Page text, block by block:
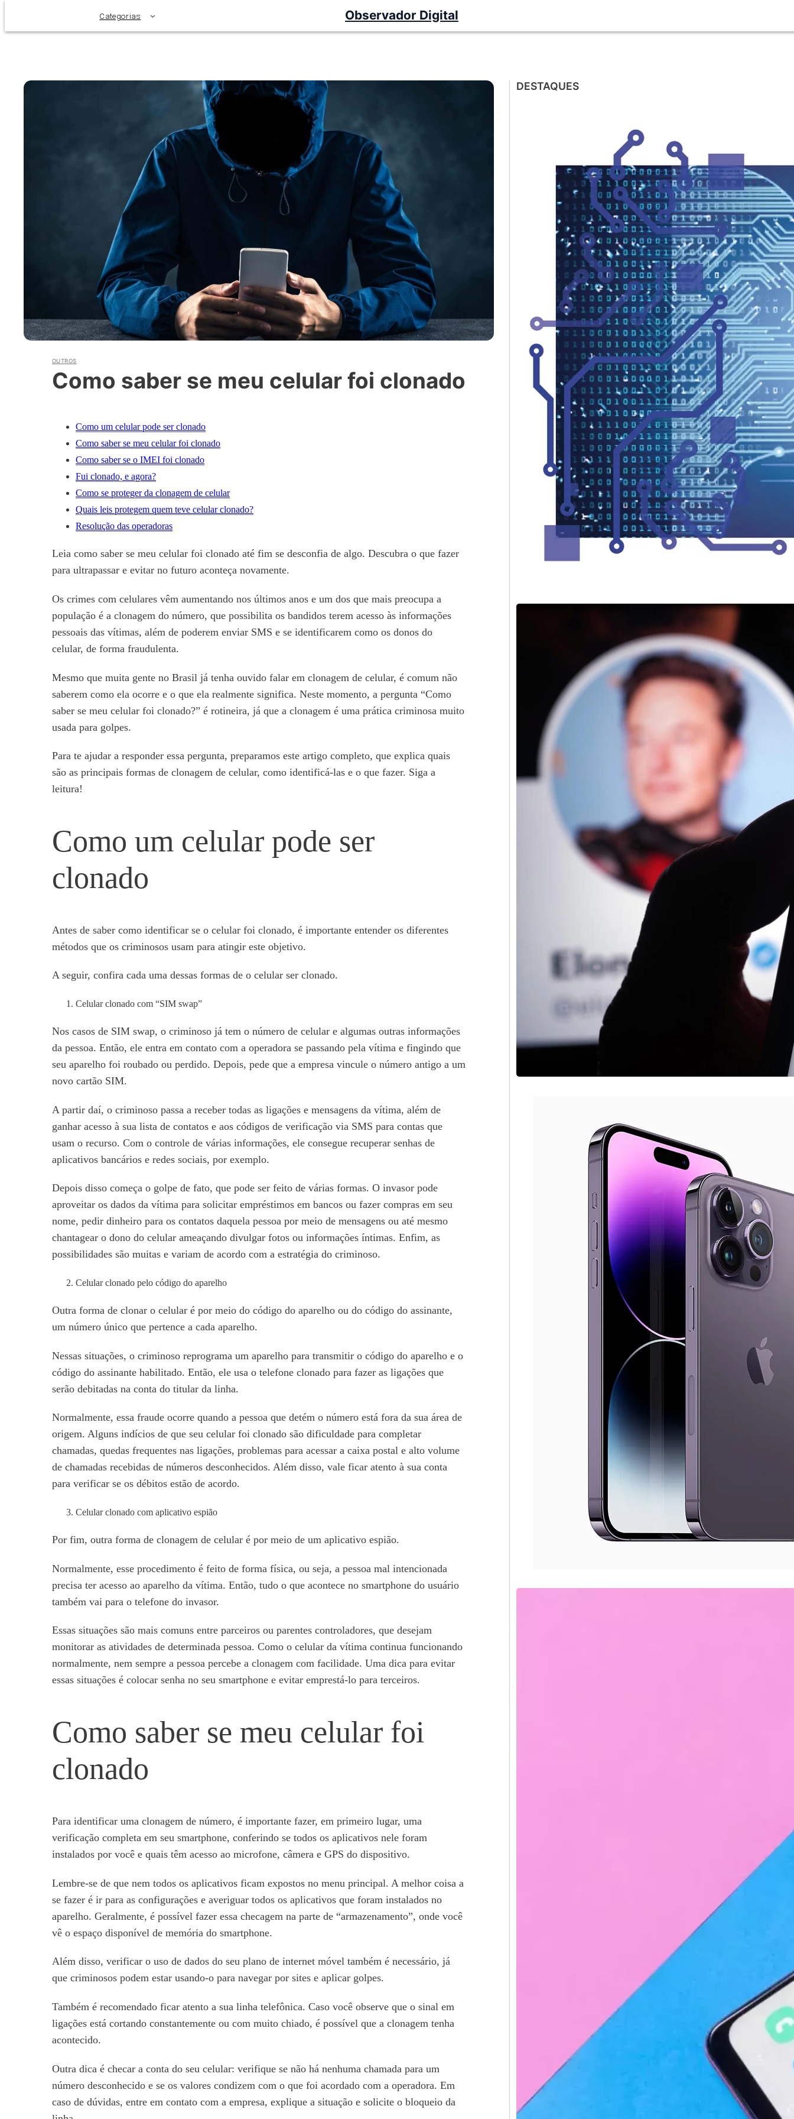
Categorias Observador Digital
OUTROS
Como saber se meu celular foi clonado
Como um celular pode ser clonado
Como saber se meu celular foi clonado
Como saber se o IMEI foi clonado
Fui clonado, e agora?
Como se proteger da clonagem de celular
Quais leis protegem quem teve celular clonado?
Resolução das operadoras
Leia como saber se meu celular foi clonado até fim se desconfia de algo. Descubra o que fazer
para ultrapassar e evitar no futuro aconteça novamente.
Os crimes com celulares vêm aumentando nos últimos anos e um dos que mais preocupa a
população é a clonagem do número, que possibilita os bandidos terem acesso às informações
pessoais das vítimas, além de poderem enviar SMS e se identificarem como os donos do
celular, de forma fraudulenta.
Mesmo que muita gente no Brasil já tenha ouvido falar em clonagem de celular, é comum não
saberem como ela ocorre e o que ela realmente significa. Neste momento, a pergunta “Como
saber se meu celular foi clonado?” é rotineira, já que a clonagem é uma prática criminosa muito
usada para golpes.
Para te ajudar a responder essa pergunta, preparamos este artigo completo, que explica quais
são as principais formas de clonagem de celular, como identificá-las e o que fazer. Siga a
leitura!
Como um celular pode ser
clonado
Antes de saber como identificar se o celular foi clonado, é importante entender os diferentes
métodos que os criminosos usam para atingir este objetivo.
A seguir, confira cada uma dessas formas de o celular ser clonado.
Celular clonado com “SIM swap”
Nos casos de SIM swap, o criminoso já tem o número de celular e algumas outras informações
da pessoa. Então, ele entra em contato com a operadora se passando pela vítima e fingindo que
seu aparelho foi roubado ou perdido. Depois, pede que a empresa vincule o número antigo a um
novo cartão SIM.
A partir daí, o criminoso passa a receber todas as ligações e mensagens da vítima, além de
ganhar acesso à sua lista de contatos e aos códigos de verificação via SMS para contas que
usam o recurso. Com o controle de várias informações, ele consegue recuperar senhas de
aplicativos bancários e redes sociais, por exemplo.
Depois disso começa o golpe de fato, que pode ser feito de várias formas. O invasor pode
aproveitar os dados da vítima para solicitar empréstimos em bancos ou fazer compras em seu
nome, pedir dinheiro para os contatos daquela pessoa por meio de mensagens ou até mesmo
chantagear o dono do celular ameaçando divulgar fotos ou informações íntimas. Enfim, as
possibilidades são muitas e variam de acordo com a estratégia do criminoso.
Celular clonado pelo código do aparelho
Outra forma de clonar o celular é por meio do código do aparelho ou do código do assinante,
um número único que pertence a cada aparelho.
Nessas situações, o criminoso reprograma um aparelho para transmitir o código do aparelho e o
código do assinante habilitado. Então, ele usa o telefone clonado para fazer as ligações que
serão debitadas na conta do titular da linha.
Normalmente, essa fraude ocorre quando a pessoa que detém o número está fora da sua área de
origem. Alguns indícios de que seu celular foi clonado são dificuldade para completar
chamadas, quedas frequentes nas ligações, problemas para acessar a caixa postal e alto volume
de chamadas recebidas de números desconhecidos. Além disso, vale ficar atento à sua conta
para verificar se os débitos estão de acordo.
Celular clonado com aplicativo espião
Por fim, outra forma de clonagem de celular é por meio de um aplicativo espião.
Normalmente, esse procedimento é feito de forma física, ou seja, a pessoa mal intencionada
precisa ter acesso ao aparelho da vítima. Então, tudo o que acontece no smartphone do usuário
também vai para o telefone do invasor.
Essas situações são mais comuns entre parceiros ou parentes controladores, que desejam
monitorar as atividades de determinada pessoa. Como o celular da vítima continua funcionando
normalmente, nem sempre a pessoa percebe a clonagem com facilidade. Uma dica para evitar
essas situações é colocar senha no seu smartphone e evitar emprestá-lo para terceiros.
Como saber se meu celular foi
clonado
Para identificar uma clonagem de número, é importante fazer, em primeiro lugar, uma
verificação completa em seu smartphone, conferindo se todos os aplicativos nele foram
instalados por você e quais têm acesso ao microfone, câmera e GPS do dispositivo.
Lembre-se de que nem todos os aplicativos ficam expostos no menu principal. A melhor coisa a
se fazer é ir para as configurações e averiguar todos os aplicativos que foram instalados no
aparelho. Geralmente, é possível fazer essa checagem na parte de “armazenamento”, onde você
vê o espaço disponível de memória do smartphone.
Além disso, verificar o uso de dados do seu plano de internet móvel também é necessário, já
que criminosos podem estar usando-o para navegar por sites e aplicar golpes.
Também é recomendado ficar atento a sua linha telefônica. Caso você observe que o sinal em
ligações está cortando constantemente ou com muito chiado, é possível que a clonagem tenha
acontecido.
Outra dica é checar a conta do seu celular: verifique se não há nenhuma chamada para um
número desconhecido e se os valores condizem com o que foi acordado com a operadora. Em
caso de dúvidas, entre em contato com a empresa, explique a situação e solicite o bloqueio da
DESTAQUES
O impacto do ChatGPT nas profissões: o que
está em jogo?
31/01/2023
20/01/2023